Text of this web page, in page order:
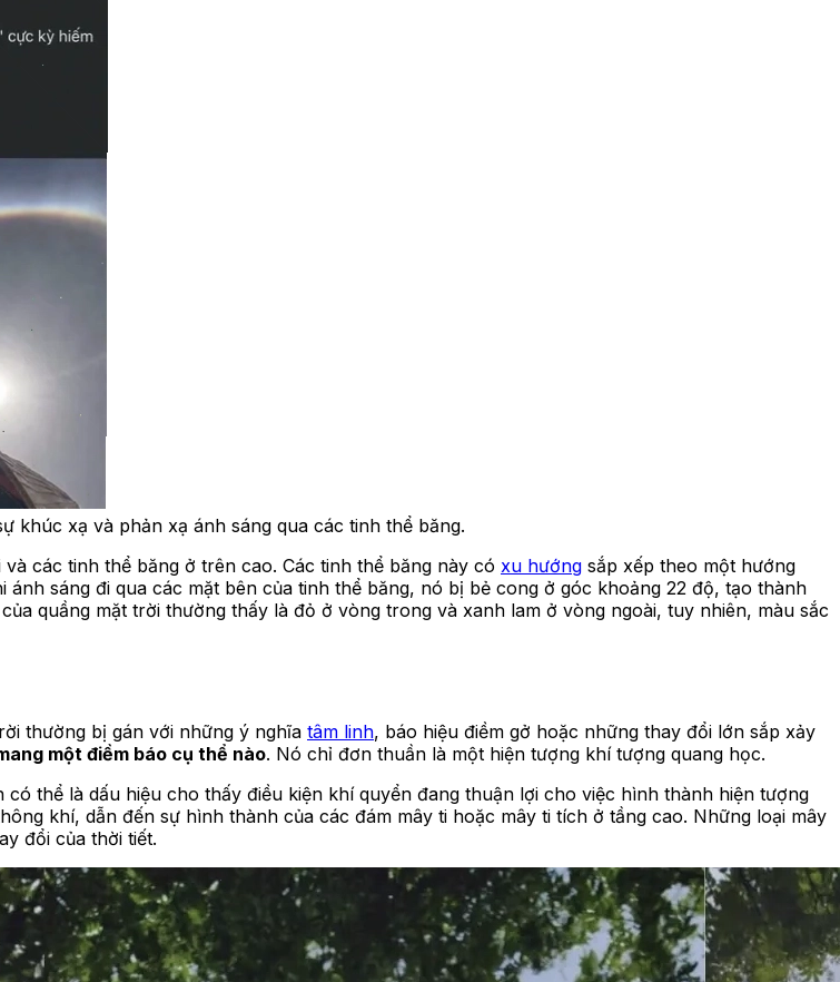
khúc xạ và phản xạ ánh sáng qua các tinh thể băng.
các tinh thể băng ở trên cao. Các tinh thể băng này có xu hướng sắp xếp theo một hướng
sáng đi qua các mặt bên của tinh thể băng, nó bị bẻ cong ở góc khoảng 22 độ, tạo thành
quầng mặt trời thường thấy là đỏ ở vòng trong và xanh lam ở vòng ngoài, tuy nhiên, màu sắc
thường bị gán với những ý nghĩa tâm linh, báo hiệu điềm gở hoặc những thay đổi lớn sắp xảy
một điềm báo cụ thể nào. Nó chỉ đơn thuần là một hiện tượng khí tượng quang học.
thể là dấu hiệu cho thấy điều kiện khí quyển đang thuận lợi cho việc hình thành hiện tượng
khí, dẫn đến sự hình thành của các đám mây ti hoặc mây ti tích ở tầng cao. Những loại mây
đổi của thời tiết.